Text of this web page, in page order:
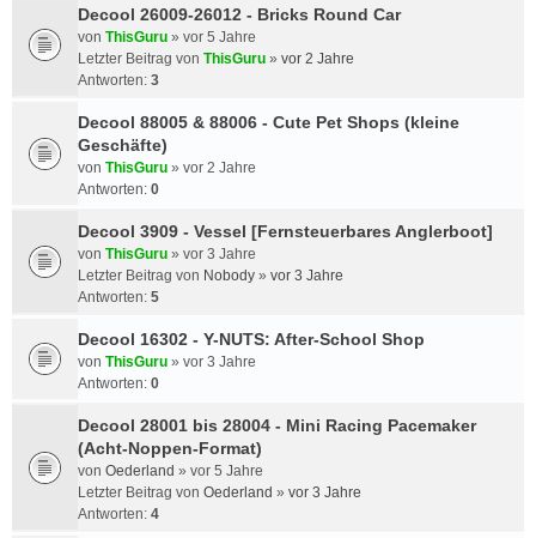
Decool 26009-26012 - Bricks Round Car
von ThisGuru » vor 5 Jahre
Letzter Beitrag von ThisGuru » vor 2 Jahre
Antworten: 3
Decool 88005 & 88006 - Cute Pet Shops (kleine
Geschäfte)
von ThisGuru » vor 2 Jahre
Antworten: 0
Decool 3909 - Vessel [Fernsteuerbares Anglerboot]
von ThisGuru » vor 3 Jahre
Letzter Beitrag von Nobody » vor 3 Jahre
Antworten: 5
Decool 16302 - Y-NUTS: After-School Shop
von ThisGuru » vor 3 Jahre
Antworten: 0
Decool 28001 bis 28004 - Mini Racing Pacemaker
(Acht-Noppen-Format)
von Oederland » vor 5 Jahre
Letzter Beitrag von Oederland » vor 3 Jahre
Antworten: 4